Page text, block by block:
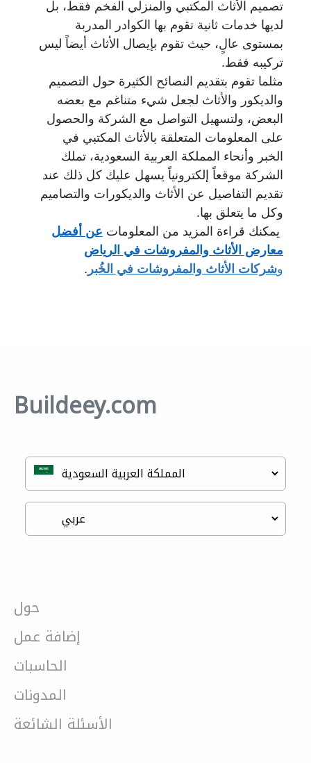
تصميم الأثاث المكتبي والمنزلي الفخم فقط، بل
لديها خدمات ثانية تقوم بها الكوادر المدربة
بمستوى عالٍ، حيث تقوم بإيصال الأثاث أيضاً ليس
تركيبه فقط.
مثلما تقوم بتقديم النصائح الكثيرة حول التصميم
والديكور والأثاث لجعل شيء متناغم مع بعضه
البعض، ولتسهيل التواصل مع الشركة والحصول
على المعلومات المتعلقة بالأثاث المكتبي في
الخبر وأنحاء المملكة العربية السعودية، تملك
الشركة موقعاً إلكترونياً يسهل عليك كل ذلك عند
تقديم التفاصيل عن الأثاث والديكورات والتصاميم
وكل ما يتعلق بها.
يمكنك قراءة المزيد من المعلومات عن أفضل
معارض الأثاث والمفروشات في الرياض
وشركات الأثاث والمفروشات في الخُبر .
Buildeey.com
حول
إضافة عمل
الحاسبات
المدونات
الأسئلة الشائعة